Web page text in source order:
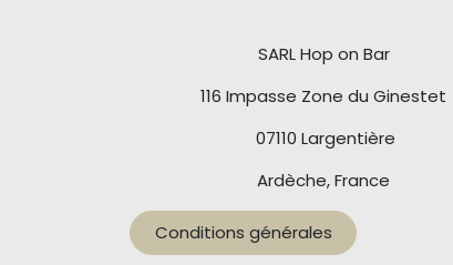
SARL Hop on Bar
116 Impasse Zone du Ginestet
07110 Largentière
Ardèche, France
Conditions générales